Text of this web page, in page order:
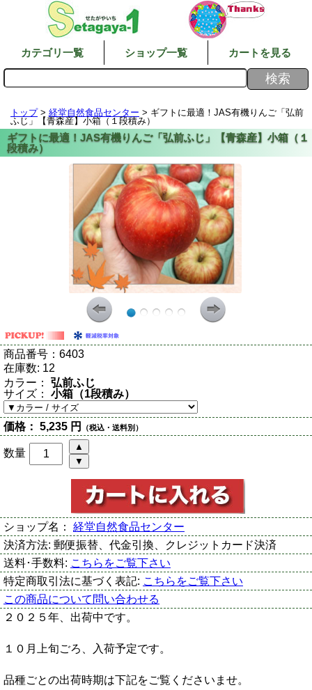
カテゴリ一覧 ショップ一覧 カートを見る
トップ> 経堂自然食品センター > ギフトに最適！JAS有機りんご「弘前
ふじ」【青森産】小箱（１段積み）
商品番号： 6403
在庫数: 12
カラー：
弘前ふじ
サイズ：
小箱（1段積み）
価格： 5,235 円 （税込・送料別）
数量
ショップ名： 経堂自然食品センター
決済方法: 郵便振替、代金引換、クレジットカード決済
送料･手数料: こちらをご覧下さい
特定商取引法に基づく表記: こちらをご覧下さい
この商品について問い合わせる
２０２５年、出荷中です。
１０月上旬ごろ、入荷予定です。
品種ごとの出荷時期は下記をご覧くださいませ。